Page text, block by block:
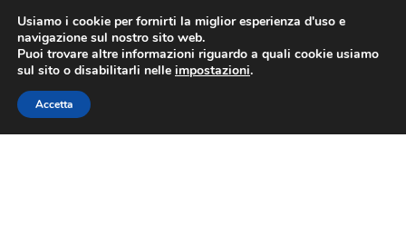
CONSEGNA da 7 EUR
Lun-Ven 9:00 - 16:00/800 580 290
Vai
alla
navigazione
Vai
al
contenuto
Usiamo i cookie per fornirti la miglior esperienza d'uso e
navigazione sul nostro sito web.
Puoi trovare altre informazioni riguardo a quali cookie usiamo
sul sito o disabilitarli nelle impostazioni.
Accetta